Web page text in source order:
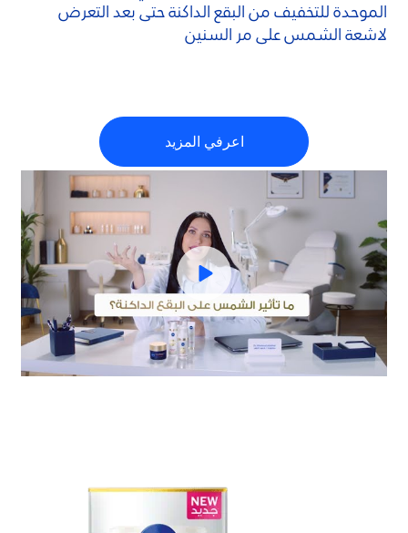
الموحدة للتخفيف من البقع الداكنة حتى بعد التعرض
لاشعة الشمس على مر السنين
اعرفي المزيد